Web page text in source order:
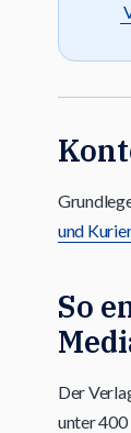
und
So
Der
unter 400